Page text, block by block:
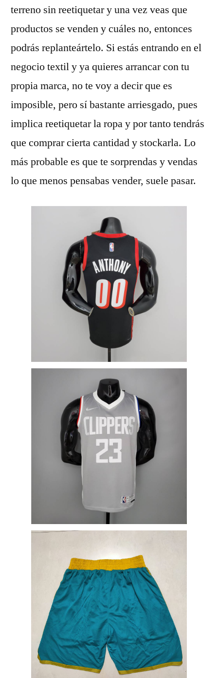
terreno sin reetiquetar y una vez veas que
productos se venden y cuáles no, entonces
podrás replanteártelo. Si estás entrando en el
negocio textil y ya quieres arrancar con tu
propia marca, no te voy a decir que es
imposible, pero sí bastante arriesgado, pues
implica reetiquetar la ropa y por tanto tendrás
que comprar cierta cantidad y stockarla. Lo
más probable es que te sorprendas y vendas
lo que menos pensabas vender, suele pasar.